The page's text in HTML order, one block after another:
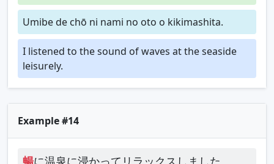
Umibe de chō ni nami no oto o kikimashita.
I listened to the sound of waves at the seaside
leisurely.
Example #14
暢に温泉に浸かってリラックスしました。